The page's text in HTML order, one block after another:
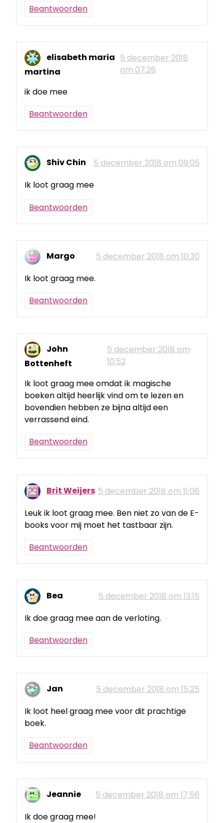
Beantwoorden
elisabeth maria
martina
5 december 2018
om 07:26
ik doe mee
Beantwoorden
Shiv Chin
5 december 2018 om 09:05
Ik loot graag mee
Beantwoorden
Margo
5 december 2018 om 10:30
Ik loot graag mee.
Beantwoorden
John
Bottenheft
5 december 2018 om
10:52
Ik loot graag mee omdat ik magische
boeken altijd heerlijk vind om te lezen en
bovendien hebben ze bijna altijd een
verrassend eind.
Beantwoorden
Brit Weijers 5 december 2018 om 11:06
Leuk ik loot graag mee. Ben niet zo van de E-
books voor mij moet het tastbaar zijn.
Beantwoorden
Bea
5 december 2018 om 13:15
Ik doe graag mee aan de verloting.
Beantwoorden
Jan
5 december 2018 om 15:25
Ik loot heel graag mee voor dit prachtige
boek.
Beantwoorden
Jeannie
5 december 2018 om 17:56
Ik doe graag mee!